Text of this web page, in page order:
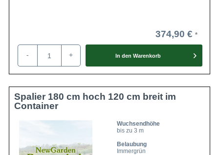
374,90 €
- + In den Warenkorb
Spalier 180 cm hoch 120 cm breit im
Container
Wuchsendhöhe
bis zu 3 m
Belaubung
Immergrün